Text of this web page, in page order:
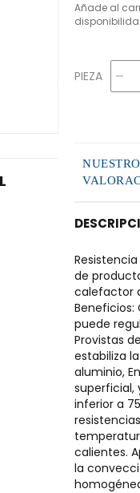
Añade al
PIEZA
de
calefactor
Beneficios:
puede
Provistas
estabiliza
aluminio,
superficial,
inferior a
calientes.
la